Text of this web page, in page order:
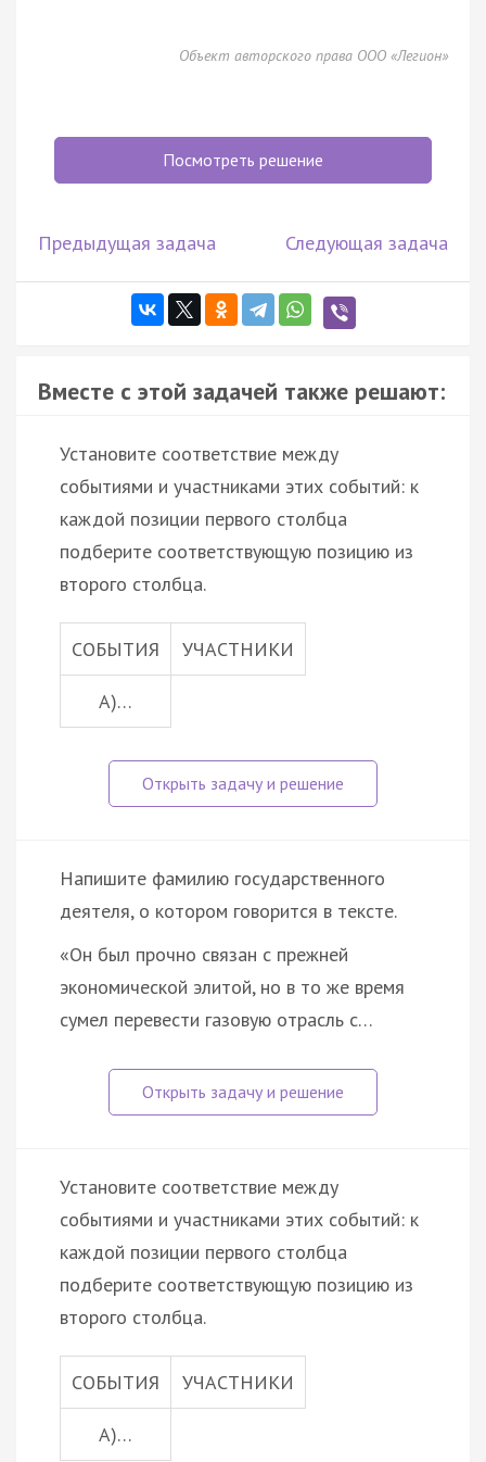
Объект авторского права ООО «Легион»
Посмотреть решение
Предыдущая задача Следующая задача
Вместе с этой задачей также решают:
Установите соответствие между
событиями и участниками этих событий: к
каждой позиции первого столбца
подберите соответствующую позицию из
второго столбца.
СОБЫТИЯ УЧАСТНИКИ
А)…
Напишите фамилию государственного
деятеля, о котором говорится в тексте.
«Он был прочно связан с прежней
экономической элитой, но в то же время
сумел перевести газовую отрасль с…
Установите соответствие между
событиями и участниками этих событий: к
каждой позиции первого столбца
подберите соответствующую позицию из
второго столбца.
СОБЫТИЯ УЧАСТНИКИ
А)…